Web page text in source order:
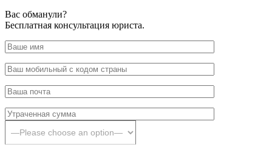
Вас обманули?
Бесплатная консультация юриста.